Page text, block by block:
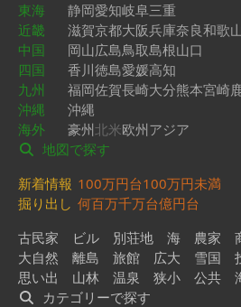
東海
静岡愛知岐阜三重
近畿
滋賀京都大阪兵庫奈良和歌
中国
岡山広島鳥取島根山口
四国
香川徳島愛媛高知
九州
福岡佐賀長崎大分熊本宮崎
沖縄
沖縄
海外
豪州北米欧州アジア
地図で探す
新着情報 100万円台100万円未満
掘り出し 何百万千万台億円台
古民家
ビル 別荘地 海 農家
大自然
離島 旅館 広大 雪国
思い出
山林 温泉 狭小 公共
カテゴリーで探す